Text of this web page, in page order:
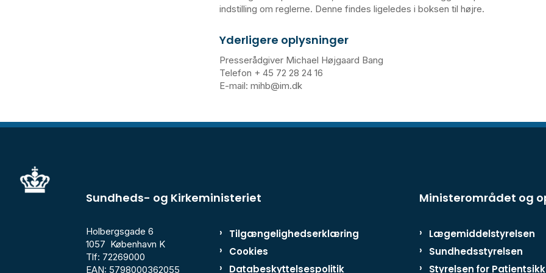
indstilling om reglerne. Denne findes ligeledes i boksen til højre.
Yderligere oplysninger
Presserådgiver Michael Højgaard Bang
Telefon + 45 72 28 24 16
E-mail: mihb@im.dk
Sundheds- og Kirkeministeriet Ministerområdet og
Holbergsgade 6
1057 København K
Tlf: 72269000
EAN: 5798000362055
Tilgængelighedserklæring
Cookies
Databeskyttelsespolitik
Lægemiddelstyrelsen
Sundhedsstyrelsen
Styrelsen for